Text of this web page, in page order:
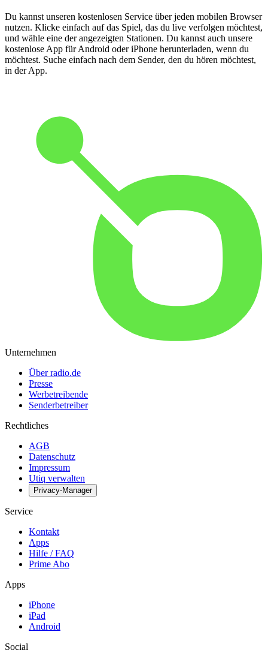
Du kannst unseren kostenlosen Service über jeden mobilen Browser
nutzen. Klicke einfach auf das Spiel, das du live verfolgen möchtest,
und wähle eine der angezeigten Stationen. Du kannst auch unsere
kostenlose App für Android oder iPhone herunterladen, wenn du
möchtest. Suche einfach nach dem Sender, den du hören möchtest,
in der App.
Unternehmen
Über radio.de
Presse
Werbetreibende
Senderbetreiber
Rechtliches
AGB
Datenschutz
Impressum
Utiq verwalten
Privacy-Manager
Service
Kontakt
Apps
Hilfe / FAQ
Prime Abo
Apps
iPhone
iPad
Android
Social